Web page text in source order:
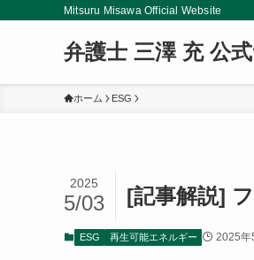
Mitsuru Misawa Official Website
弁護士 三澤 充 公
ホーム ESG
[記事解説]
2025
5/03
ESG 再生可能エネルギー 2025年